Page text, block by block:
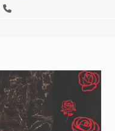
Telefon